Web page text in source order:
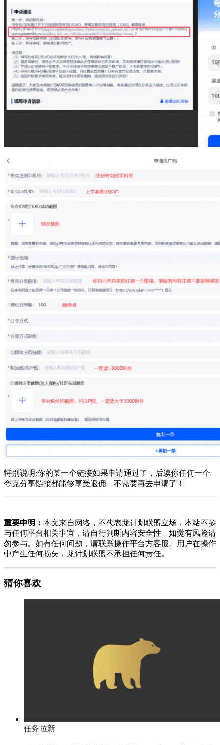
特别说明:你的某一个链接如果申请通过了，后续你任何一个
夸克分享链接都能够享受返佣，不需要再去申请了！
重要申明： 本文来自网络，不代表龙计划联盟立场，本站不参
与任何平台相关事宜，请自行判断内容安全性，如觉有风险请
勿参与。如有任何问题，请联系操作平台方客服。用户在操作
中产生任何损失，龙计划联盟不承担任何责任。
猜你喜欢
任务拉新